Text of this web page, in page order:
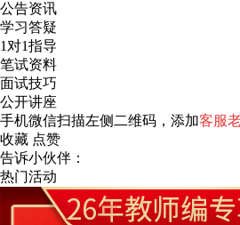
公告资讯
学习答疑
1对1指导
笔试资料
面试技巧
公开讲座
手机微信扫描左侧二维码，添加客服
收藏 点赞
告诉小伙伴：
热门活动